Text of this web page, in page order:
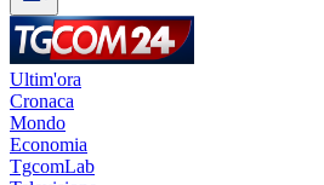
Ultim'ora
Cronaca
Mondo
Economia
TgcomLab